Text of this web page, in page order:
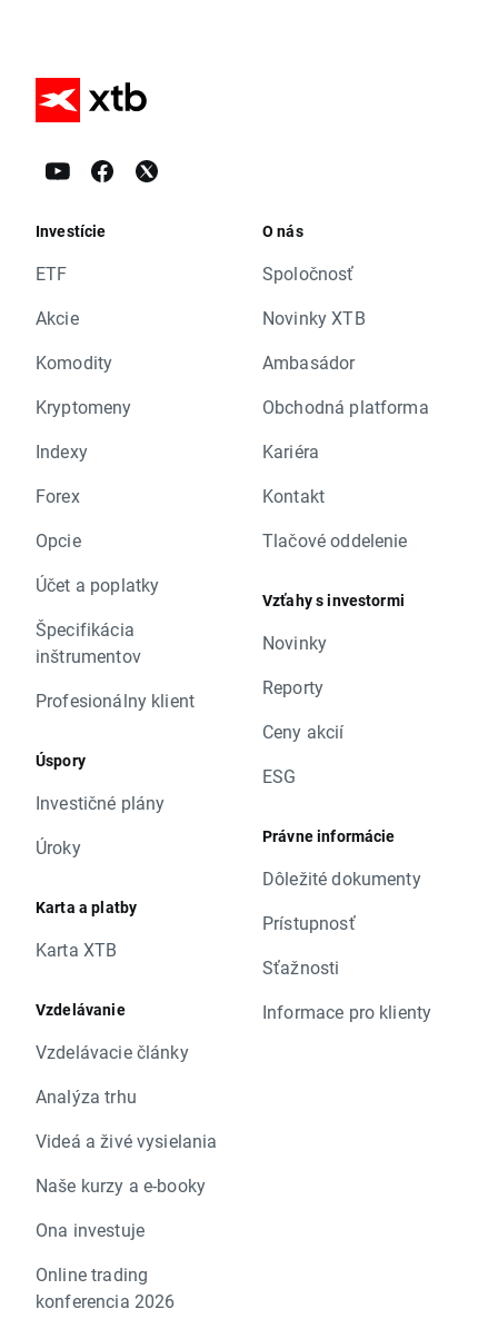
Investície
ETF
Akcie
Komodity
Kryptomeny
Indexy
Forex
Opcie
Účet a poplatky
Špecifikácia
inštrumentov
Profesionálny klient
Úspory
Investičné plány
Úroky
Karta a platby
Karta XTB
Vzdelávanie
Vzdelávacie články
Analýza trhu
Videá a živé vysielania
Naše kurzy a e-booky
Ona investuje
Online trading
konferencia 2026
O nás
Spoločnosť
Novinky XTB
Ambasádor
Obchodná platforma
Kariéra
Kontakt
Tlačové oddelenie
Vzťahy s investormi
Novinky
Reporty
Ceny akcií
ESG
Právne informácie
Dôležité dokumenty
Prístupnosť
Sťažnosti
Informace pro klienty